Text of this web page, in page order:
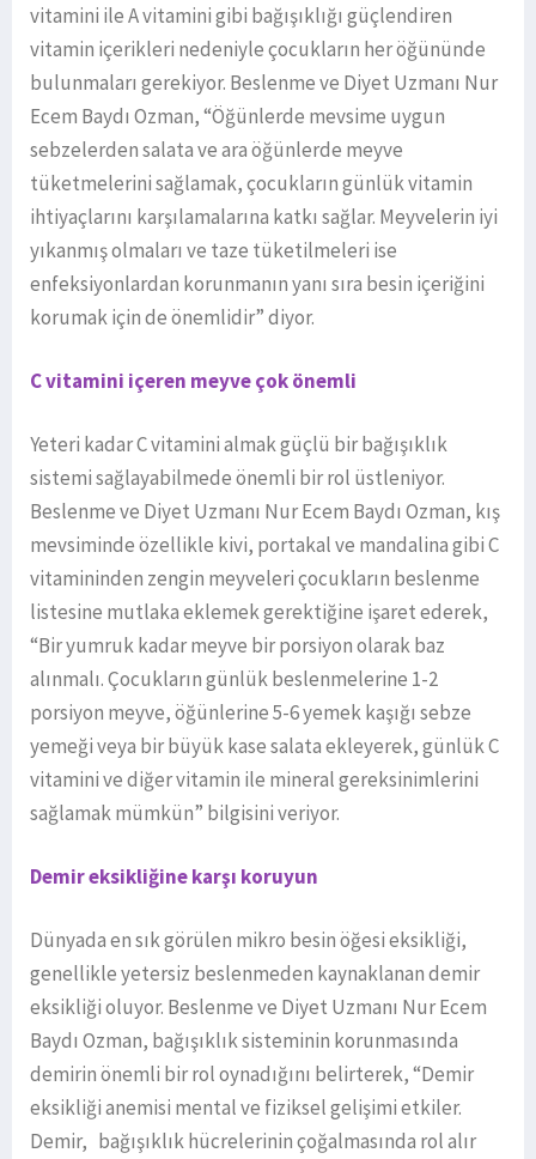
vitamini ile A vitamini gibi bağışıklığı güçlendiren
vitamin içerikleri nedeniyle çocukların her öğününde
bulunmaları gerekiyor. Beslenme ve Diyet Uzmanı Nur
Ecem Baydı Ozman, “Öğünlerde mevsime uygun
sebzelerden salata ve ara öğünlerde meyve
tüketmelerini sağlamak, çocukların günlük vitamin
ihtiyaçlarını karşılamalarına katkı sağlar. Meyvelerin iyi
yıkanmış olmaları ve taze tüketilmeleri ise
enfeksiyonlardan korunmanın yanı sıra besin içeriğini
korumak için de önemlidir” diyor.
C vitamini içeren meyve çok önemli
Yeteri kadar C vitamini almak güçlü bir bağışıklık
sistemi sağlayabilmede önemli bir rol üstleniyor.
Beslenme ve Diyet Uzmanı Nur Ecem Baydı Ozman, kış
mevsiminde özellikle kivi, portakal ve mandalina gibi C
vitamininden zengin meyveleri çocukların beslenme
listesine mutlaka eklemek gerektiğine işaret ederek,
“Bir yumruk kadar meyve bir porsiyon olarak baz
alınmalı. Çocukların günlük beslenmelerine 1-2
porsiyon meyve, öğünlerine 5-6 yemek kaşığı sebze
yemeği veya bir büyük kase salata ekleyerek, günlük C
vitamini ve diğer vitamin ile mineral gereksinimlerini
sağlamak mümkün” bilgisini veriyor.
Demir eksikliğine karşı koruyun
Dünyada en sık görülen mikro besin öğesi eksikliği,
genellikle yetersiz beslenmeden kaynaklanan demir
eksikliği oluyor. Beslenme ve Diyet Uzmanı Nur Ecem
Baydı Ozman, bağışıklık sisteminin korunmasında
demirin önemli bir rol oynadığını belirterek, “Demir
eksikliği anemisi mental ve fiziksel gelişimi etkiler.
Demir, bağışıklık hücrelerinin çoğalmasında rol alır